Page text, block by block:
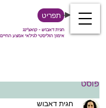
חגית דאבוש - קואצ'ינג
אימון הוליסטי לגילאי אמצע החיים
תפריט
פוסט
חגית דאבוש